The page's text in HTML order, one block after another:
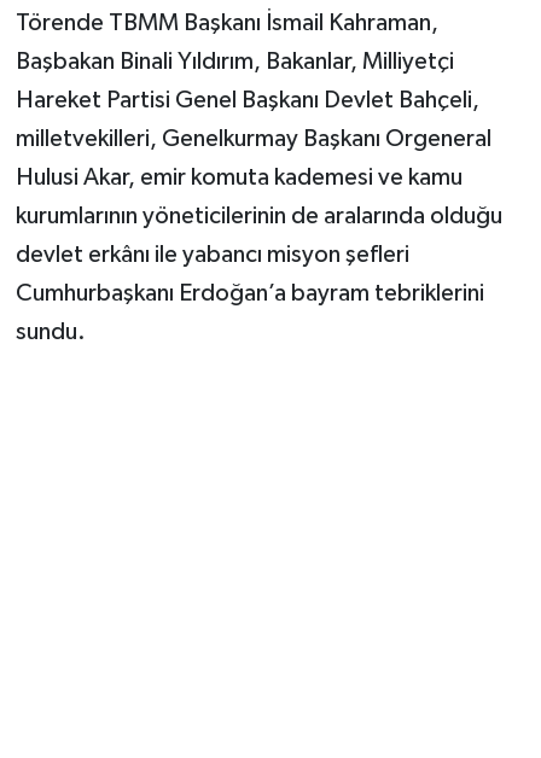
Törende TBMM Başkanı İsmail Kahraman,
Başbakan Binali Yıldırım, Bakanlar, Milliyetçi
Hareket Partisi Genel Başkanı Devlet Bahçeli,
milletvekilleri, Genelkurmay Başkanı Orgeneral
Hulusi Akar, emir komuta kademesi ve kamu
kurumlarının yöneticilerinin de aralarında olduğu
devlet erkânı ile yabancı misyon şefleri
Cumhurbaşkanı Erdoğan’a bayram tebriklerini
sundu.